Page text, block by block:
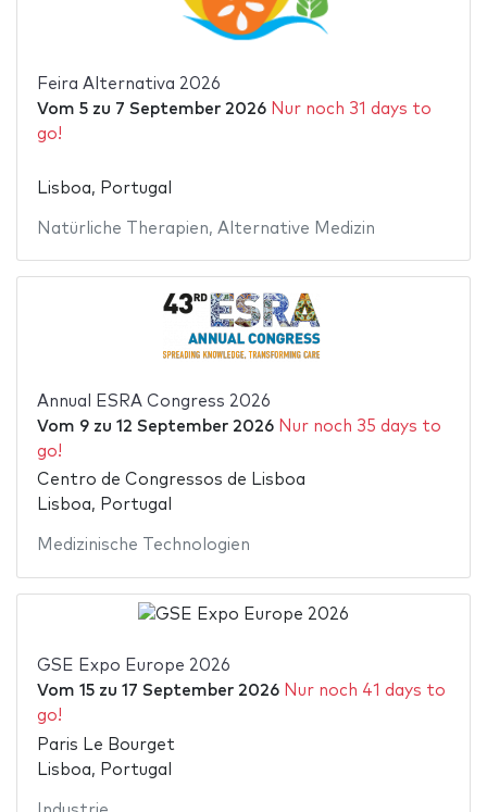
Feira Alternativa 2026
Vom 5zu 7 September 2026 Nur noch 31 days to
go!
Lisboa, Portugal
Natürliche Therapien, Alternative Medizin
Annual ESRA Congress 2026
Vom 9zu 12 September 2026 Nur noch 35 days to
go!
Centro de Congressos de Lisboa
Lisboa, Portugal
Medizinische Technologien
GSE Expo Europe 2026
Vom 15zu 17 September 2026 Nur noch 41 days to
go!
Paris Le Bourget
Lisboa, Portugal